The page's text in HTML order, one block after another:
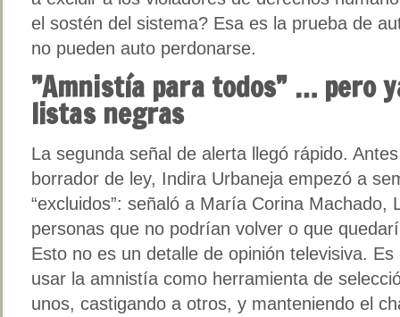
el sostén del sistema? Esa es la prueba de
no pueden auto perdonarse.
”Amnistía para todos” … pero
listas negras
La segunda señal de alerta llegó rápido.
borrador de ley, Indira Urbaneja empezó a
“excluidos”: señaló a María Corina
personas que no podrían volver o que
Esto no es un detalle de opinión televisiva.
usar la amnistía como herramienta de
unos, castigando a otros, y manteniendo el